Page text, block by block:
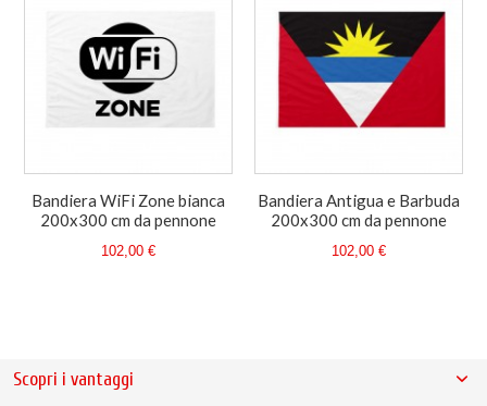
Bandiera WiFi Zone bianca
200x300 cm da pennone
102,00 €
Bandiera Antigua e Barbuda
200x300 cm da pennone
102,00 €
Scopri i vantaggi